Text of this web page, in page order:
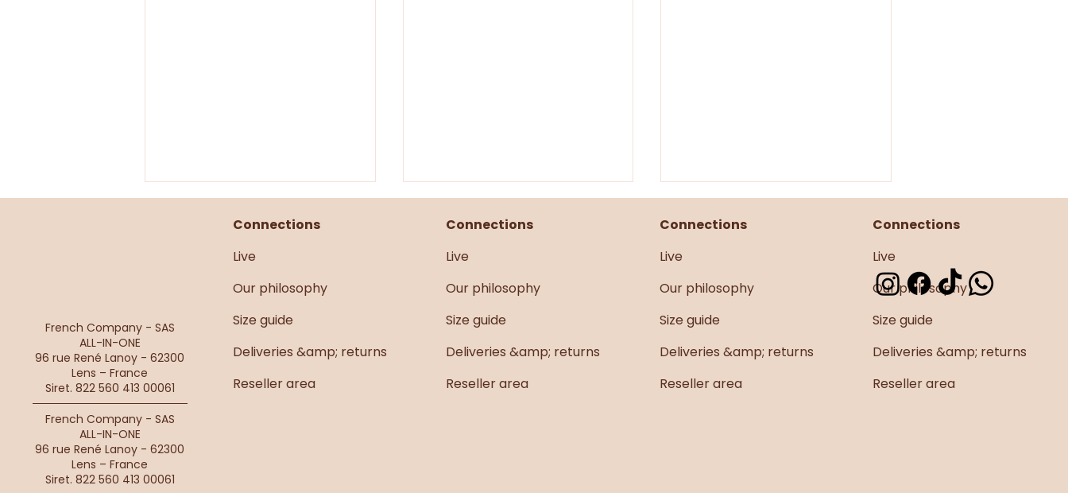
Élégance & Bohème
French Company - SAS
ALL-IN-ONE
96 rue René Lanoy - 62300
Lens – France
Siret. 822 560 413 00061
French Company - SAS
ALL-IN-ONE
96 rue René Lanoy - 62300
Lens – France
Siret. 822 560 413 00061
Connections
Live
Our philosophy
Size guide
Deliveries &amp; returns
Reseller area
Connections
Live
Our philosophy
Size guide
Deliveries &amp; returns
Reseller area
Connections
Live
Our philosophy
Size guide
Deliveries &amp; returns
Reseller area
Connections
Live
Our philosophy
Size guide
Deliveries &amp; returns
Reseller area